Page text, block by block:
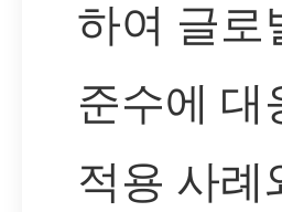
하여 글로
준수에 대
적용 사례